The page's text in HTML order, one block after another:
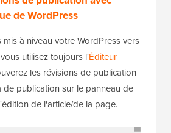
de WordPress
à niveau votre WordPress vers
utilisez toujours l'Éditeur
les révisions de publication
de publication sur le panneau de
de l'article/de la page.